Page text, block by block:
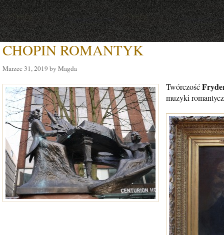
CHOPIN ROMANTYK
Marzec 31, 2019 by Magda
Twórczość
muzyki